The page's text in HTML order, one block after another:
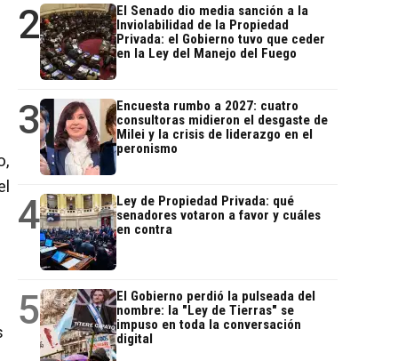
2
El Senado dio media sanción a la
Inviolabilidad de la Propiedad
Privada: el Gobierno tuvo que ceder
en la Ley del Manejo del Fuego
3
Encuesta rumbo a 2027: cuatro
consultoras midieron el desgaste de
Milei y la crisis de liderazgo en el
peronismo
4
Ley de Propiedad Privada: qué
senadores votaron a favor y cuáles
en contra
5
El Gobierno perdió la pulseada del
nombre: la "Ley de Tierras" se
impuso en toda la conversación
digital